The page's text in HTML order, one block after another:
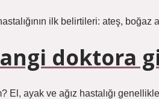
ilk belirtileri: ateş, boğaz
doktora
ayak ve ağız hastalığı